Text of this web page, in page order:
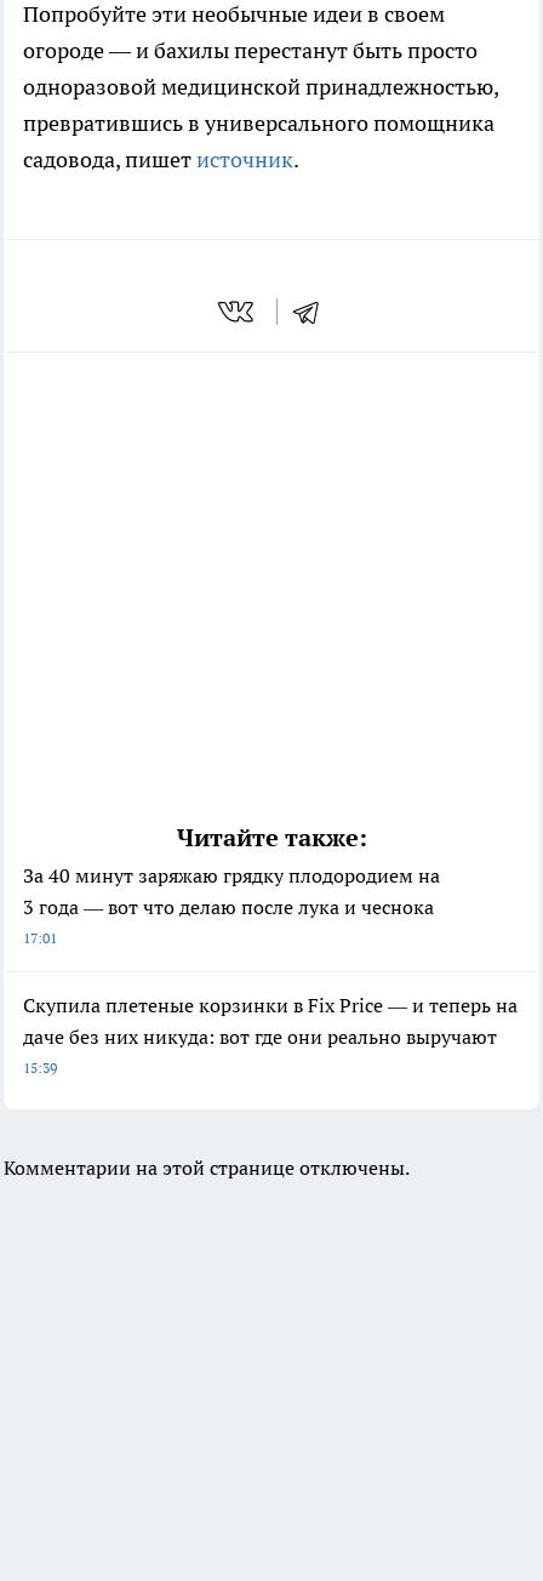
Попробуйте эти необычные идеи в своем
огороде — и бахилы перестанут быть просто
одноразовой медицинской принадлежностью,
превратившись в универсального помощника
садовода, пишетисточник.
Читайте также:
За 40 минут заряжаю грядку плодородием на
3 года — вот что делаю после лука и чеснока
17:01
Скупила плетеные корзинки в Fix Price — и теперь на
даче без них никуда: вот где они реально выручают
15:39
Комментарии на этой странице отключены.